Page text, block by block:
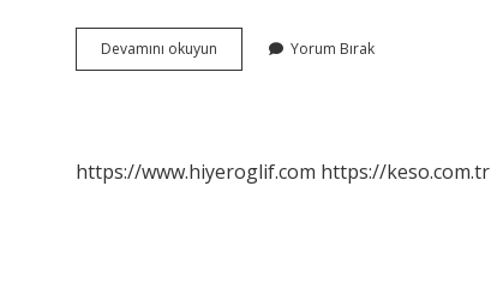
Devamını okuyun
View
Yorum Bırak
https://www.hiyeroglif.com https://keso.com.tr